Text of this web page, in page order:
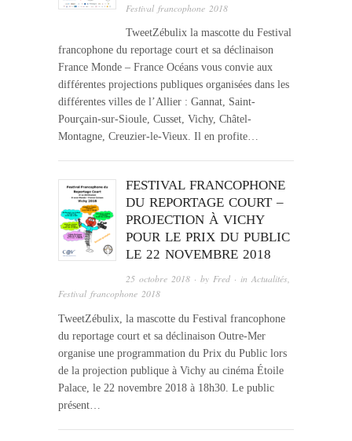
Festival francophone 2018
TweetZébulix la mascotte du Festival
francophone du reportage court et sa déclinaison
France Monde – France Océans vous convie aux
différentes projections publiques organisées dans les
différentes villes de l’Allier : Gannat, Saint-
Pourçain-sur-Sioule, Cusset, Vichy, Châtel-
Montagne, Creuzier-le-Vieux. Il en profite…
FESTIVAL FRANCOPHONE
DU REPORTAGE COURT –
PROJECTION À VICHY
POUR LE PRIX DU PUBLIC
LE 22 NOVEMBRE 2018
25 octobre 2018 · byFred · inActualités,
Festival francophone 2018
TweetZébulix, la mascotte du Festival francophone
du reportage court et sa déclinaison Outre-Mer
organise une programmation du Prix du Public lors
de la projection publique à Vichy au cinéma Étoile
Palace, le 22 novembre 2018 à 18h30. Le public
présent…